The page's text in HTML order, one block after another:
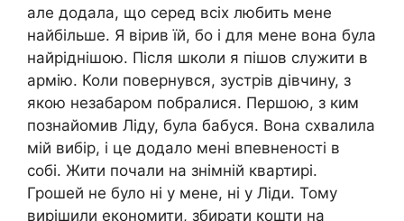
але додала, що серед всіх любить мене
найбільше. Я вірив їй, бо і для мене вона була
найріднішою. Після школи я пішов служити в
армію. Коли повернувся, зустрів дівчину, з
якою незабаром побралися. Першою, з ким
познайомив Ліду, була бабуся. Вона схвалила
мій вибір, і це додало мені впевненості в
собі. Жити почали на знімній квартирі.
Грошей не було ні у мене, ні у Ліди. Тому
вирішили економити, збирати кошти на